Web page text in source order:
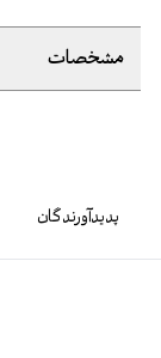
مشخصات
پدیدآورندگان